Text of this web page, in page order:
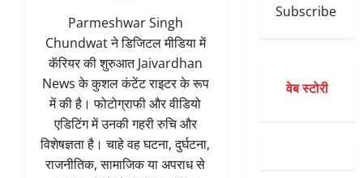
Parmeshwar Singh
Chundwat ने डिजिटल मीडिया में
कॅरियर की शुरुआत Jaivardhan
News के कुशल कंटेंट राइटर के रूप
में की है। फोटोग्राफी और वीडियो
एडिटिंग में उनकी गहरी रुचि और
विशेषज्ञता है। चाहे वह घटना, दुर्घटना,
राजनीतिक, सामाजिक या अपराध से
Subscribe
वेब स्टोरी